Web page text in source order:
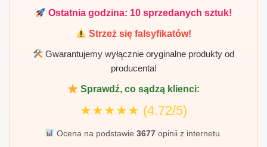
Ostatnia godzina: 10 sprzedanych sztuk!
Strzeż się falsyfikatów!
Gwarantujemy wyłącznie oryginalne produkty od
producenta!
Sprawdź, co sądzą klienci:
★★★★★ (4.72/5)
Ocena na podstawie 3677opinii z internetu.